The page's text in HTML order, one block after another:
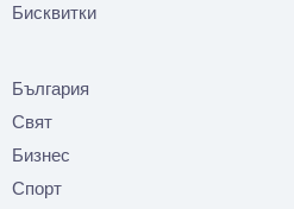
Бисквитки
България
Свят
Бизнес
Спорт